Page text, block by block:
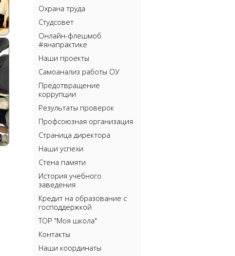
Охрана труда
Студсовет
Онлайн-флешмоб
#янапрактике
Наши проекты
Самоанализ работы ОУ
Предотвращение
коррупции
Результаты проверок
Профсоюзная организация
Страница директора
Наши успехи
Стена памяти
История учебного
заведения
Кредит на образование с
господдержкой
ТОР "Моя школа"
Контакты
Наши координаты